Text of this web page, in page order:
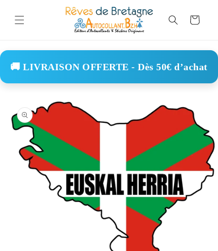
content
Cart
🚚 LIVRAISON OFFERTE - Dès 50€ d’achat
product
information